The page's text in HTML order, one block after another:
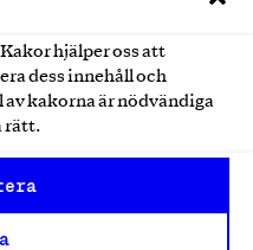
hjälper oss att
dess innehåll och
kakorna är nödvändiga
rätt.